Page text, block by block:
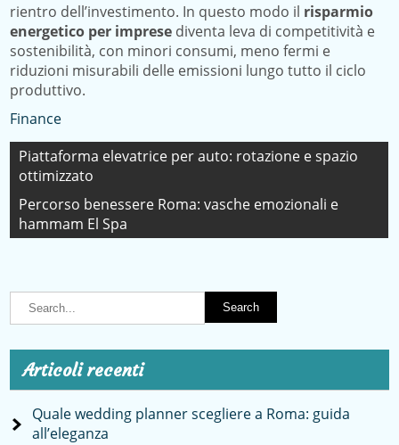
rientro dell’investimento. In questo modo il risparmio
energetico per imprese diventa leva di competitività e
sostenibilità, con minori consumi, meno fermi e
riduzioni misurabili delle emissioni lungo tutto il ciclo
produttivo.
Finance
Navigazione
articoli
Piattaforma elevatrice per auto: rotazione e spazio
ottimizzato
Percorso benessere Roma: vasche emozionali e
hammam El Spa
Articoli recenti
Quale wedding planner scegliere a Roma: guida
all’eleganza